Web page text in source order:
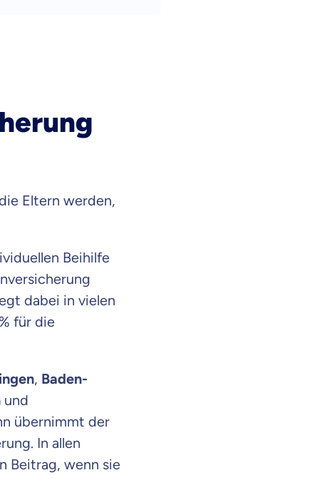
Eltern werden,
Beihilfe
dabei in vielen
für die
, Baden-
und
übernimmt der
In allen
Beitrag, wenn sie